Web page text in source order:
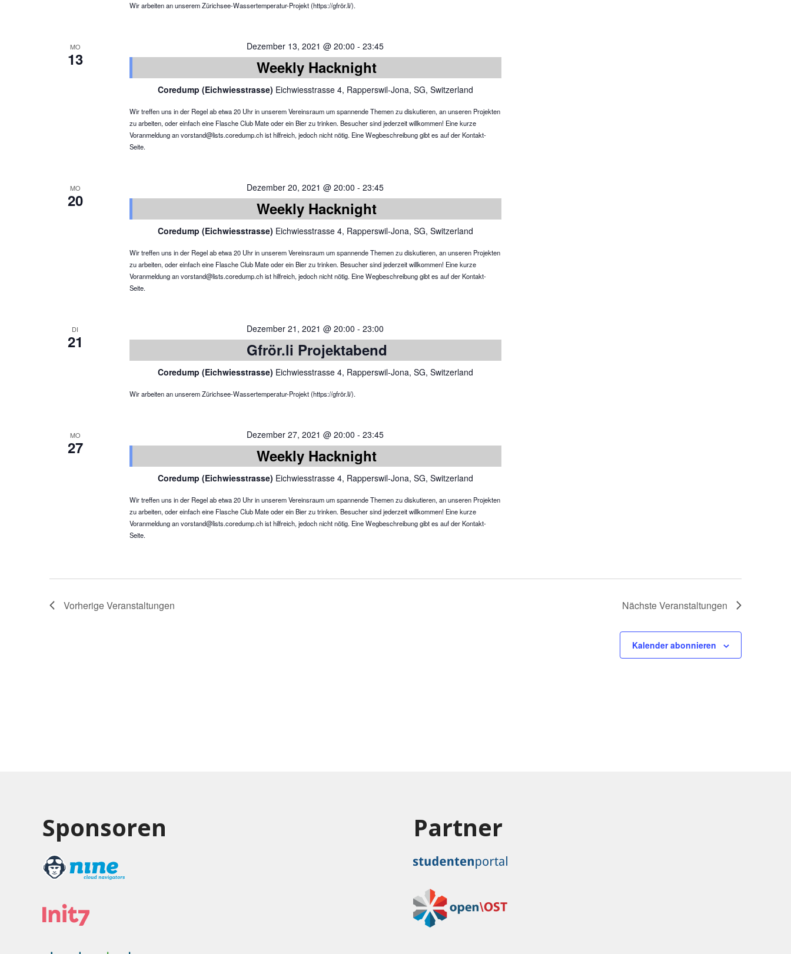
Wir arbeiten an unserem Zürichsee-Wassertemperatur-Projekt (https://gfrör.li/).
MO
13
Dezember 13, 2021 @ 20:00 -23:45
Weekly Hacknight
Coredump (Eichwiesstrasse) Eichwiesstrasse 4, Rapperswil-Jona, SG, Switzerland
Wir treffen uns in der Regel ab etwa 20 Uhr in unserem Vereinsraum um spannende Themen zu diskutieren, an unseren Projekten
zu arbeiten, oder einfach eine Flasche Club Mate oder ein Bier zu trinken. Besucher sind jederzeit willkommen! Eine kurze
Voranmeldung an vorstand@lists.coredump.ch ist hilfreich, jedoch nicht nötig. Eine Wegbeschreibung gibt es auf der Kontakt-
Seite.
MO
20
Dezember 20, 2021 @ 20:00 -23:45
Weekly Hacknight
Coredump (Eichwiesstrasse) Eichwiesstrasse 4, Rapperswil-Jona, SG, Switzerland
Wir treffen uns in der Regel ab etwa 20 Uhr in unserem Vereinsraum um spannende Themen zu diskutieren, an unseren Projekten
zu arbeiten, oder einfach eine Flasche Club Mate oder ein Bier zu trinken. Besucher sind jederzeit willkommen! Eine kurze
Voranmeldung an vorstand@lists.coredump.ch ist hilfreich, jedoch nicht nötig. Eine Wegbeschreibung gibt es auf der Kontakt-
Seite.
DI
21
Dezember 21, 2021 @ 20:00 -23:00
Gfrör.li Projektabend
Coredump (Eichwiesstrasse) Eichwiesstrasse 4, Rapperswil-Jona, SG, Switzerland
Wir arbeiten an unserem Zürichsee-Wassertemperatur-Projekt (https://gfrör.li/).
MO
27
Dezember 27, 2021 @ 20:00 -23:45
Weekly Hacknight
Coredump (Eichwiesstrasse) Eichwiesstrasse 4, Rapperswil-Jona, SG, Switzerland
Wir treffen uns in der Regel ab etwa 20 Uhr in unserem Vereinsraum um spannende Themen zu diskutieren, an unseren Projekten
zu arbeiten, oder einfach eine Flasche Club Mate oder ein Bier zu trinken. Besucher sind jederzeit willkommen! Eine kurze
Voranmeldung an vorstand@lists.coredump.ch ist hilfreich, jedoch nicht nötig. Eine Wegbeschreibung gibt es auf der Kontakt-
Seite.
VorherigeVeranstaltungen NächsteVeranstaltungen
Kalender abonnieren
Sponsoren Partner